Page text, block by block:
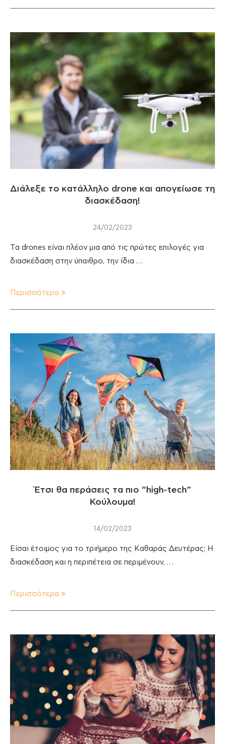
Διάλεξε το κατάλληλο drone και απογείωσε τη
διασκέδαση!
24/02/2023
Tα drones είναι πλέον μια από τις πρώτες επιλογές για
διασκέδαση στην ύπαιθρο, την ίδια …
Περισσότερα
Έτσι θα περάσεις τα πιο “high-tech”
Κούλουμα!
14/02/2023
Είσαι έτοιμος για το τριήμερο της Καθαράς Δευτέρας; Η
διασκέδαση και η περιπέτεια σε περιμένουν, …
Περισσότερα